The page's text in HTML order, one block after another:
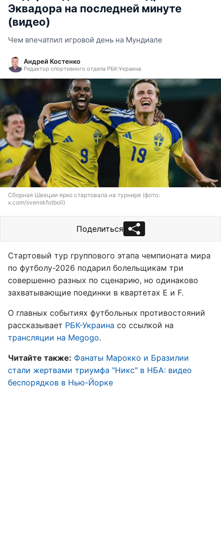
Эквадора на последней минуте
(видео)
Чем впечатлил игровой день на Мундиале
Андрей Костенко
Редактор спортивного отдела РБК-Украина
Сборная Швеции ярко стартовала на турнире (фото:
x.com/svenskfotboll)
Поделиться
Стартовый тур группового этапа чемпионата мира
по футболу-2026 подарил болельщикам три
совершенно разных по сценарию, но одинаково
захватывающие поединки в квартетах E и F.
О главных событиях футбольных противостояний
рассказывает РБК-Украина со ссылкой на
трансляции на Megogo.
Читайте также: Фанаты Марокко и Бразилии
стали жертвами триумфа "Никс" в НБА: видео
беспорядков в Нью-Йорке